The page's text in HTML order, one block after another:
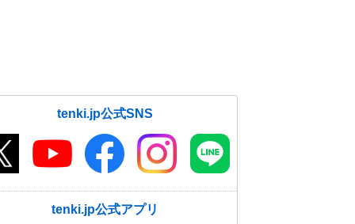
tenki.jp公式SNS
tenki.jp公式アプリ